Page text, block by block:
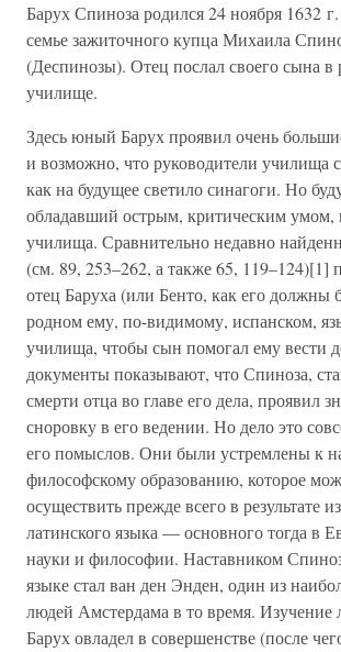
Барух Спиноза родился 24 ноября 1632
семье зажиточного купца Михаила
(Деспинозы). Отец послал своего сына в
училище.
Здесь юный Барух проявил очень
и возможно, что руководители училища
как на будущее светило синагоги. Но
обладавший острым, критическим умом,
училища. Сравнительно недавно
(см. 89, 253–262, а также 65, 119–124)[1]
отец Баруха (или Бенто, как его должны
родном ему, по-видимому, испанском,
училища, чтобы сын помогал ему вести
документы показывают, что Спиноза,
смерти отца во главе его дела, проявил
сноровку в его ведении. Но дело это
его помыслов. Они были устремлены к
философскому образованию, которое
осуществить прежде всего в результате
латинского языка — основного тогда в
науки и философии. Наставником
языке стал ван ден Энден, один из
людей Амстердама в то время. Изучение
Барух овладел в совершенстве (после